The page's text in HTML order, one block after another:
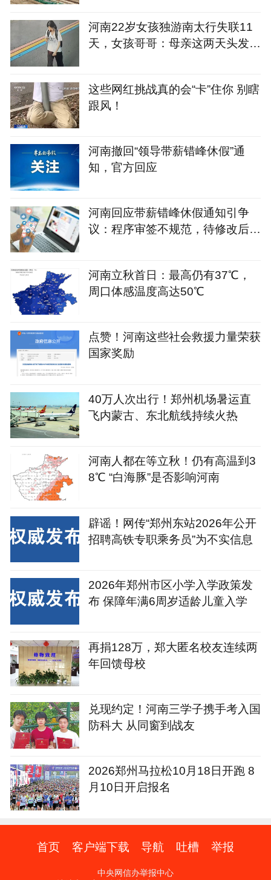
河南22岁女孩独游南太行失联11
天，女孩哥哥：母亲这两天头发都
这些网红挑战真的会“卡”住你 别瞎
跟风！
河南撤回“领导带薪错峰休假”通
知，官方回应
河南回应带薪错峰休假通知引争
议：程序审签不规范，待修改后予
河南立秋首日：最高仍有37℃，
周口体感温度高达50℃
点赞！河南这些社会救援力量荣获
国家奖励
40万人次出行！郑州机场暑运直
飞内蒙古、东北航线持续火热
河南人都在等立秋！仍有高温到3
8℃ “白海豚”是否影响河南
辟谣！网传“郑州东站2026年公开
招聘高铁专职乘务员”为不实信息
2026年郑州市区小学入学政策发
布 保障年满6周岁适龄儿童入学
再捐128万，郑大匿名校友连续两
年回馈母校
兑现约定！河南三学子携手考入国
防科大 从同窗到战友
2026郑州马拉松10月18日开跑 8
月10日开启报名
首页 客户端下载 导航 吐槽 举报
中央网信办举报中心